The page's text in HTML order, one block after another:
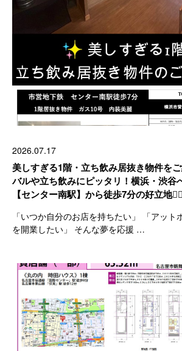
2026.07.17
美しすぎる1階・立ち飲み居抜き物件を
バルや立ち飲みにピッタリ！横浜・渋谷
【センター南駅】から徒歩7分の好立地
「いつか自分のお店を持ちたい」 「アット
を開業したい」 そんな夢を応援 …